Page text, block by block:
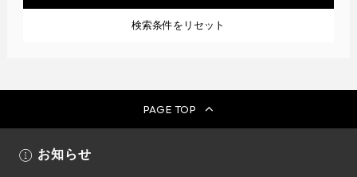
検索条件をリセット
PAGE TOP
お知らせ